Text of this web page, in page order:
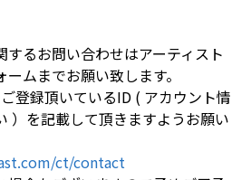
るお問い合わせはアーティスト
ムまでお願い致します。
登録頂いているID ( アカウント情
）を記載して頂きますようお願い
ct/contact